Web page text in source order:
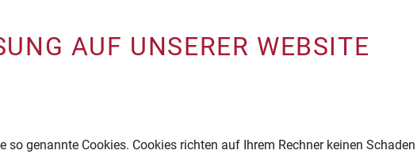
AUF UNSERER WEBSITE
so genannte Cookies. Cookies richten auf Ihrem Rechner keinen